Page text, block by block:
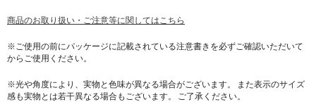
商品のお取り扱い・ご注意等に関してはこちら
※ご使用の前にパッケージに記載されている注意書きを必ずご確認いただいて
からご使用ください。
※光や角度により、実物と色味が異なる場合がございます。
また表示のサイズ
感も実物とは若干異なる場合もございます。 ご了承ください。